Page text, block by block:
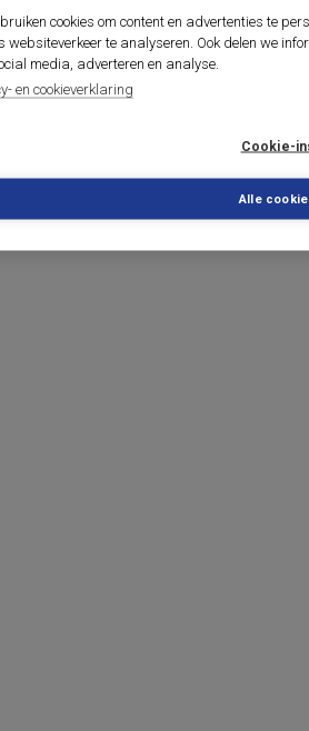
cookies om content en advertenties te
websiteverkeer te analyseren. Ook delen we
media, adverteren en analyse.
en cookieverklaring
Cookie-
Alle
Documentatie